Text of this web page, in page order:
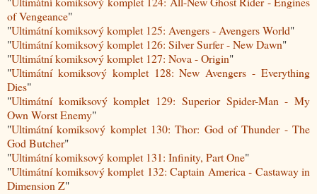
of Vengeance"
"Ultimátní komiksový komplet 125: Avengers - Avengers World"
"Ultimátní komiksový komplet 126: Silver Surfer - New Dawn"
"Ultimátní komiksový komplet 127: Nova - Origin"
"Ultimátní komiksový komplet 128: New Avengers - Everything
Dies"
"Ultimátní komiksový komplet 129: Superior Spider-Man - My
Own Worst Enemy"
"Ultimátní komiksový komplet 130: Thor: God of Thunder - The
God Butcher"
"Ultimátní komiksový komplet 131: Infinity, Part One"
"Ultimátní komiksový komplet 132: Captain America - Castaway in
Dimension Z"